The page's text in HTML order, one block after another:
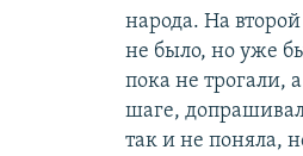
народа. На
не было, но уже
пока не трогали,
шаге,
так и не поняла,